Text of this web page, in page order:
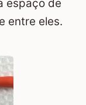
espaço de
entre eles.